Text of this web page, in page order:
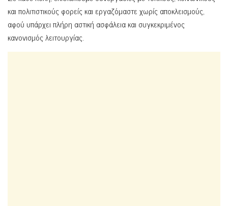
και πολιτιστικούς φορείς και εργαζόμαστε χωρίς αποκλεισμούς,
αφού υπάρχει πλήρη αστική ασφάλεια και συγκεκριμένος
κανονισμός λειτουργίας.